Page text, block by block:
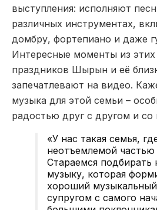
выступления: исполняют
различных инструментах,
домбру, фортепиано и даже
Интересные моменты из
праздников Шырын и её
запечатлевают на видео.
музыка для этой семьи –
радостью друг с другом и
«У нас такая семья,
неотъемлемой
Стараемся подбирать
музыку, которая
хороший
супругом с самого